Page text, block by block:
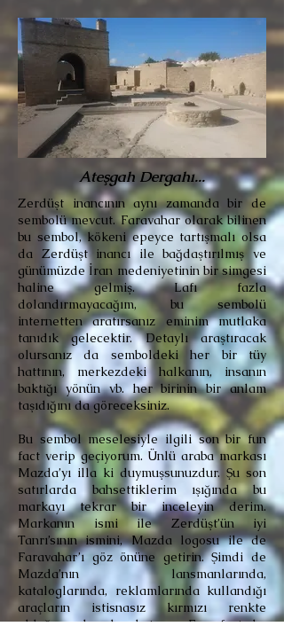
Ateşgah Dergahı...
Zerdüşt inancının aynı zamanda bir de
sembolü mevcut. Faravahar olarak bilinen
bu sembol, kökeni epeyce tartışmalı olsa
da Zerdüşt inancı ile bağdaştırılmış ve
günümüzde İran medeniyetinin bir simgesi
haline gelmiş. Lafı fazla
dolandırmayacağım, bu sembolü
internetten aratırsanız eminim mutlaka
tanıdık gelecektir. Detaylı araştıracak
olursanız da semboldeki her bir tüy
hattının, merkezdeki halkanın, insanın
baktığı yönün vb. her birinin bir anlam
taşıdığını da göreceksiniz.
Bu sembol meselesiyle ilgili son bir fun
fact verip geçiyorum. Ünlü araba markası
Mazda’yı illa ki duymuşsunuzdur. Şu son
satırlarda bahsettiklerim ışığında bu
markayı tekrar bir inceleyin derim.
Markanın ismi ile Zerdüşt’ün iyi
Tanrı’sının ismini, Mazda logosu ile de
Faravahar’ı göz önüne getirin. Şimdi de
Mazda’nın lansmanlarında,
kataloglarında, reklamlarında kullandığı
araçların istisnasız kırmızı renkte
olduğunu hesaba katın… Fun fact bu